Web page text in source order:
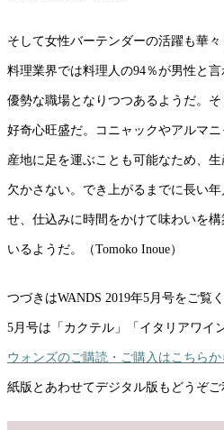
そして女性バーテンダーの活躍も華々
料理業界では料理人の94％が男性と
優勢な職場となりつつあるようだ。そ
好奇心旺盛だ。コニャックやアルマ
産地に足を運ぶことも可能なため、
欠かさない。でき上がるまでに長い
せ、仕込みに時間をかけて味わいを
いるようだ。（Tomoko Inoue）
つづきはWANDS 2019年5月号をご覧く
5月号は「カクテル」「イタリアワイ
ウォンズのご購読・ご購入はこちらか
紙版とあわせてデジタル版もどうぞご